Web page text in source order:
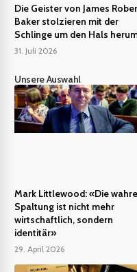
Die Geister von James
Baker stolzieren mit der
Schlinge um den Hals
31. Juli 2026
Unsere Auswahl
Mark Littlewood: «Die wahre
Spaltung ist nicht mehr
wirtschaftlich, sondern
identitär»
29. April 2026